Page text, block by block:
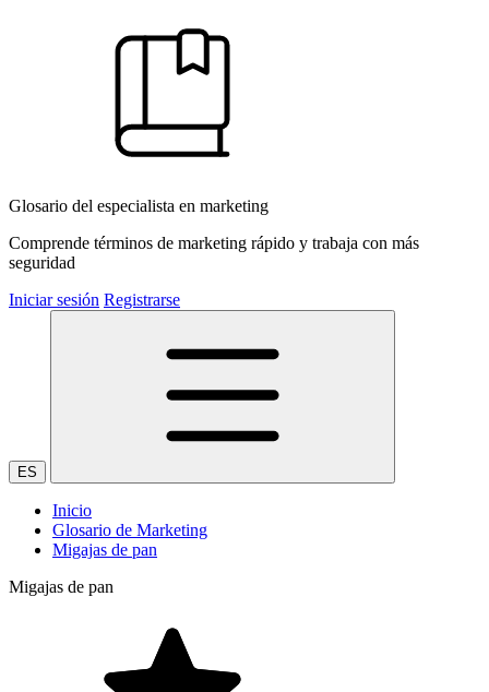
Glosario del especialista en marketing
Comprende términos de marketing rápido y trabaja con más
seguridad
Iniciar sesión Registrarse
ES
Inicio
Glosario de Marketing
Migajas de pan
Migajas de pan